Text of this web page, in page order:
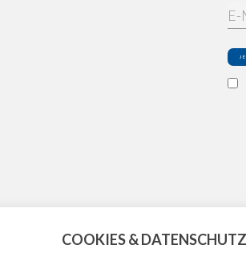
COOKIES & DATENSCHUTZ